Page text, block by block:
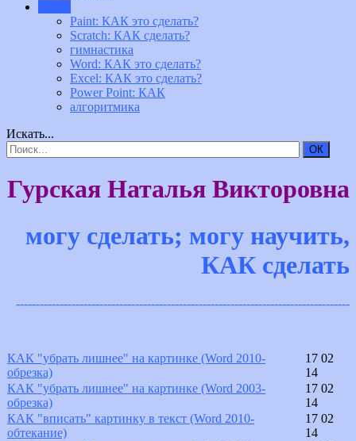
Paint: КАК это сделать?
Scratch: КАК сделать?
гимнастика
Word: КАК это сделать?
Excel: КАК это сделать?
Power Point: КАК
алгоритмика
Искать...
ОК
Гурская Наталья Викторовна
могу сделать; могу научить,
КАК сделать
------------------------------------------------------------------------------------
КАК "убрать лишнее" на картинке (Word 2010-
обрезка)
17 02
14
КАК "убрать лишнее" на картинке (Word 2003-
обрезка)
17 02
14
КАК "вписать" картинку в текст (Word 2010-
обтекание)
17 02
14